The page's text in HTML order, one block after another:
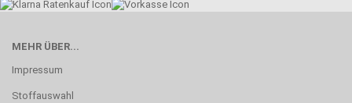
MEHR ÜBER...
Impressum
Stoffauswahl